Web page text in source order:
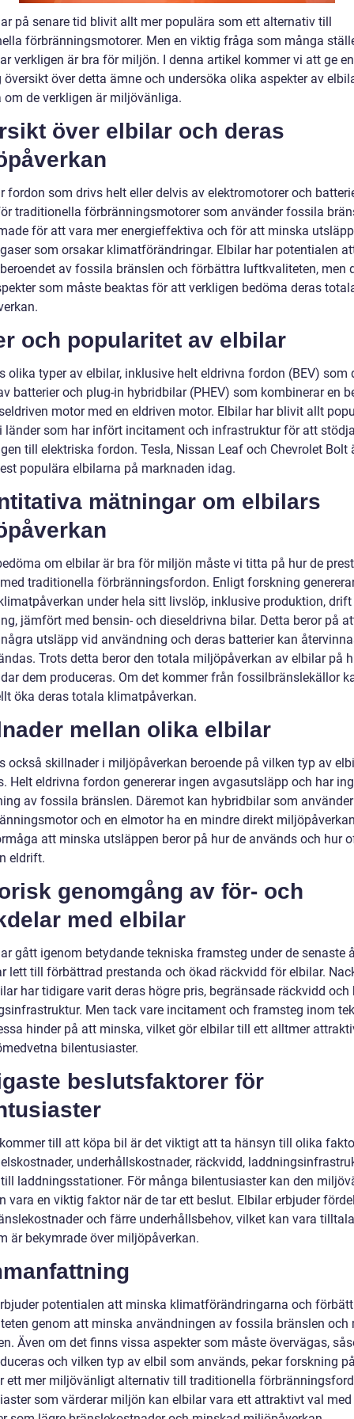
på senare tid blivit allt mer populära som ett alternativ till
förbränningsmotorer. Men en viktig fråga som många
verkligen är bra för miljön. I denna artikel kommer vi att ge en
översikt över detta ämne och undersöka olika aspekter av
om de verkligen är miljövänliga.
över elbilar och deras
fordon som drivs helt eller delvis av elektromotorer och
traditionella förbränningsmotorer som använder fossila
för att vara mer energieffektiva och för att minska
som orsakar klimatförändringar. Elbilar har potentialen
av fossila bränslen och förbättra luftkvaliteten, men
som måste beaktas för att verkligen bedöma deras
och popularitet av elbilar
olika typer av elbilar, inklusive helt eldrivna fordon (BEV) som
batterier och plug-in hybridbilar (PHEV) som kombinerar en
motor med en eldriven motor. Elbilar har blivit allt
länder som har infört incitament och infrastruktur för att
till elektriska fordon. Tesla, Nissan Leaf och Chevrolet Bolt
populära elbilarna på marknaden idag.
mätningar om elbilars
om elbilar är bra för miljön måste vi titta på hur de
traditionella förbränningsfordon. Enligt forskning
under hela sitt livslöp, inklusive produktion,
jämfört med bensin- och dieseldrivna bilar. Detta beror på
utsläpp vid användning och deras batterier kan
Trots detta beror den totala miljöpåverkan av elbilar på
dem produceras. Om det kommer från fossilbränslekällor
öka deras totala klimatpåverkan.
mellan olika elbilar
också skillnader i miljöpåverkan beroende på vilken typ av
Helt eldrivna fordon genererar ingen avgasutsläpp och har
av fossila bränslen. Däremot kan hybridbilar som
och en elmotor ha en mindre direkt
att minska utsläppen beror på hur de används och hur
eldrift.
genomgång av för- och
med elbilar
gått igenom betydande tekniska framsteg under de senaste
lett till förbättrad prestanda och ökad räckvidd för elbilar.
har tidigare varit deras högre pris, begränsade räckvidd och
Men tack vare incitament och framsteg inom
hinder på att minska, vilket gör elbilar till ett alltmer
bilentusiaster.
beslutsfaktorer för
till att köpa bil är det viktigt att ta hänsyn till olika
underhållskostnader, räckvidd,
laddningsstationer. För många bilentusiaster kan den
vara en viktig faktor när de tar ett beslut. Elbilar erbjuder
och färre underhållsbehov, vilket kan vara
är bekymrade över miljöpåverkan.
potentialen att minska klimatförändringarna och
genom att minska användningen av fossila bränslen och
Även om det finns vissa aspekter som måste övervägas,
och vilken typ av elbil som används, pekar forskning
ett mer miljövänligt alternativ till traditionella
som värderar miljön kan elbilar vara ett attraktivt val